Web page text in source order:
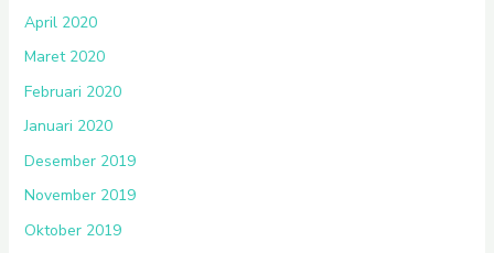
April 2020
Maret 2020
Februari 2020
Januari 2020
Desember 2019
November 2019
Oktober 2019